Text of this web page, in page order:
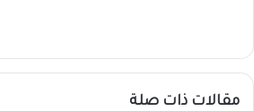
مقالات ذات صلة